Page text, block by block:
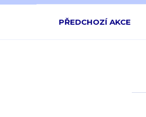
PŘEDCHOZÍ AKCE